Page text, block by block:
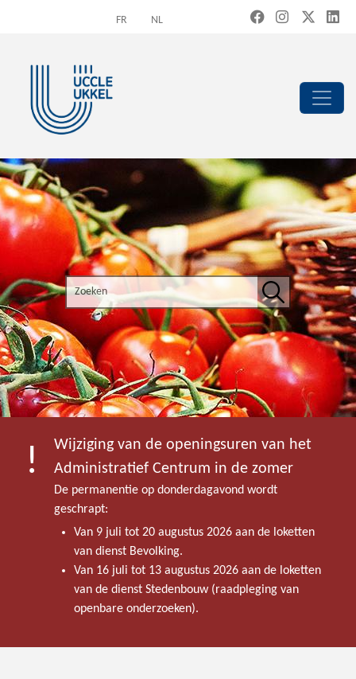
FR NL
Search the site
Zoeken
Wijziging van de openingsuren van het
Administratief Centrum in de zomer
De permanentie op donderdagavond wordt
geschrapt:
Van 9 juli tot 20 augustus 2026 aan de loketten
van dienst Bevolking.
Van 16 juli tot 13 augustus 2026 aan de loketten
van de dienst Stedenbouw (raadpleging van
openbare onderzoeken).